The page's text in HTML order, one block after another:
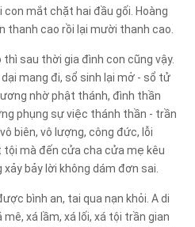
mắt chặt hai đầu gối. Hoàng
cao rồi lại mười thanh cao.
sau thời gia đình con cũng vậy.
mang đi, sổ sinh lại mở - sổ tử
nhờ phật thánh, đình thần
phụng sự việc thánh thần - trần
biên, vô lượng, công đức, lỗi
tội mà đến cửa cha cửa mẹ kêu
bảy lời không dám đơn sai.
bình an, tai qua nạn khỏi. A di
xá lầm, xá lối, xá tội trần gian